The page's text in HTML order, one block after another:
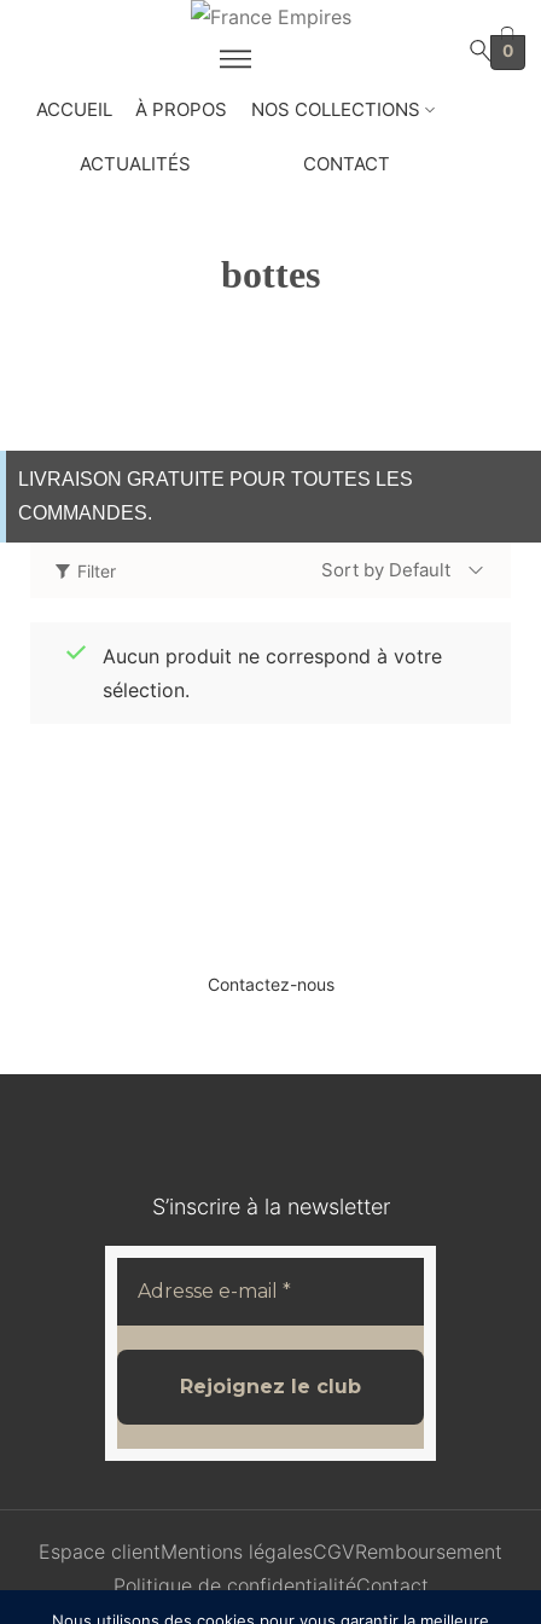
ACCUEIL À PROPOS NOS COLLECTIONS
ACTUALITÉS CONTACT
0
bottes
LIVRAISON GRATUITE POUR TOUTES LES
COMMANDES.
Filter Sort by Default
Aucun produit ne correspond à votre
sélection.
Contactez-nous
S’inscrire à la newsletter
Espace clientMentions légalesCGVRemboursement
Politique de confidentialitéContact